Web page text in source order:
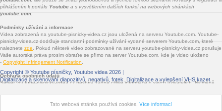
Tato webová stránka používá cookies. Více informací
přihlášením k portálu Youtube a s vysvětlením dalších funkcí na webových stránkách
youtube.com.
Podmínky užívání a informace
Videa zobrazená na youtube-pisnicky-videa.cz jsou uložená na serveru Youtube.com. Youtube-
pisnicky-videa.cz dodržuje standartní podmínky užívání vydané serverem Youtube.com, které
naleznete zde . Pokud některé video zobrazované na serveru youtube-pisnicky-videa.cz porušuje
Vaše autorská práva prosím obraťte se přímo na server Youtube.com, kde je video uloženo
- Copyright Infringement Notification
Ochrana osobních údajů
Server youtube-pisnicky-videa.cz nesbírá žádné citlivé informace o svých uživatelích. Nicméně
Twitter.com, Seznam.cz - které informace sbírat mohou. Jde především o služby sdílení na
sociálních sítích a o zobrazované reklamy.
Copyright © Youtube písničky, Youtube videa 2026 |
Digitalizace a skenování diapozitivů, negativů, fotek . Digitalizace a vylepšení VHS kazet.